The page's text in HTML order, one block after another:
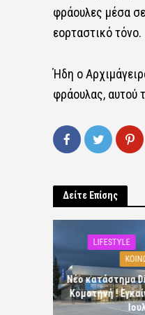
φράουλες μέσα
εορταστικό τόνο.
Ήδη ο
φράουλας, αυτού
Δείτε Επίσης
LIFESTYLE
Νέο κατάστημα
Κομοτηνή !